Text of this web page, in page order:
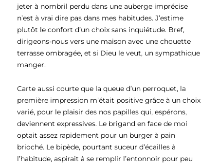
jeter à nombril perdu dans une auberge imprécise
n’est à vrai dire pas dans mes habitudes. J’estime
plutôt le confort d’un choix sans inquiétude. Bref,
dirigeons-nous vers une maison avec une chouette
terrasse ombragée, et si Dieu le veut, un sympathique
manger.
Carte aussi courte que la queue d’un perroquet, la
première impression m’était positive grâce à un choix
varié, pour le plaisir des nos papilles qui, espérons,
deviennent expressives. Le brigand en face de moi
optait assez rapidement pour un burger à pain
brioché. Le bipède, pourtant suceur d’écailles à
l’habitude, aspirait à se remplir l’entonnoir pour peu